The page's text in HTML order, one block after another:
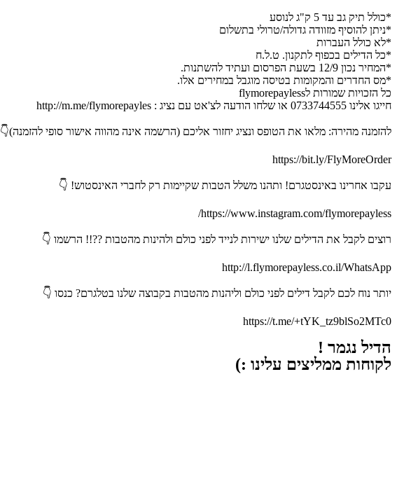
*כולל תיק גב עד 5 ק"ג לנוסע
*ניתן להוסיף מזוודה גדולה/טרולי בתשלום
*לא כולל העברות
*כל הדילים בכפוף לתקנון. ט.ל.ח
*המחיר נכון 12/9 בשעת הפרסום ועתיד להשתנות.
*מס החדרים והמקומות בטיסה מוגבל במחירים אלו.
כל הזכויות שמורות לflymorepayless
חייגו אלינו 0733744555 או שלחו הודעה לצ'אט עם נציג : http://m.me/flymorepayles
להזמנה מהירה: מלאו את הטופס ונציג יחזור אליכם (הרשמה אינה מהווה אישור סופי להזמנה)👇
https://bit.ly/FlyMoreOrder
עקבו אחרינו באינסטגרם! ותהנו משלל הטבות שקיימות רק לחברי האינסטוש! 👇
https://www.instagram.com/flymorepayless/
רוצים לקבל את הדילים שלנו ישירות לנייד לפני כולם ולהינות מהטבות ??!! הרשמו 👇
http://l.flymorepayless.co.il/WhatsApp
יותר נוח לכם לקבל דילים לפני כולם וליהנות מהטבות בקבוצה שלנו בטלגרם? כנסו 👇
https://t.me/+tYK_tz9blSo2MTc0
הדיל נגמר !
לקוחות ממליצים עלינו :)